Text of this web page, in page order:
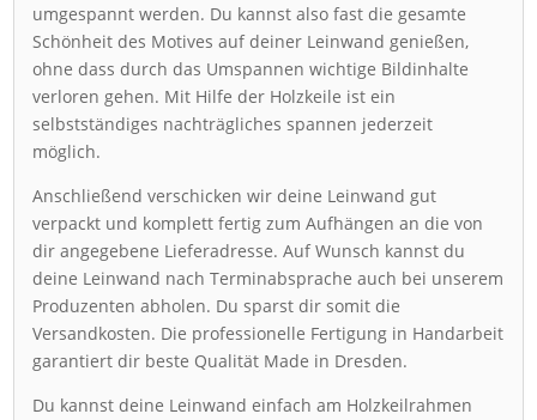
umgespannt werden. Du kannst also fast die gesamte
Schönheit des Motives auf deiner Leinwand genießen,
ohne dass durch das Umspannen wichtige Bildinhalte
verloren gehen. Mit Hilfe der Holzkeile ist ein
selbstständiges nachträgliches spannen jederzeit
möglich.
Anschließend verschicken wir deine Leinwand gut
verpackt und komplett fertig zum Aufhängen an die von
dir angegebene Lieferadresse. Auf Wunsch kannst du
deine Leinwand nach Terminabsprache auch bei unserem
Produzenten abholen. Du sparst dir somit die
Versandkosten. Die professionelle Fertigung in Handarbeit
garantiert dir beste Qualität Made in Dresden.
Du kannst deine Leinwand einfach am Holzkeilrahmen